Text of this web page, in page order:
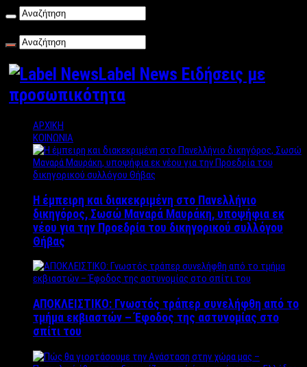
Label News Ειδήσεις με
προσωπικότητα
ΑΡΧΙΚΗ
ΚΟΙΝΩΝΙΑ
Η έμπειρη και διακεκριμένη στο Πανελλήνιο
δικηγόρος, Σωσώ Μαναρά Μαυράκη, υποψήφια εκ
νέου για την Προεδρία του δικηγορικού συλλόγου
Θήβας
ΑΠΟΚΛΕΙΣΤΙΚΟ: Γνωστός τράπερ συνελήφθη από το
τμήμα εκβιαστών – Έφοδος της αστυνομίας στο
σπίτι του